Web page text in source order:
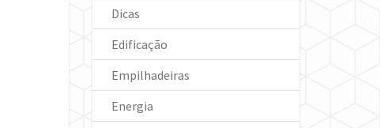
Dicas
Edificação
Empilhadeiras
Energia